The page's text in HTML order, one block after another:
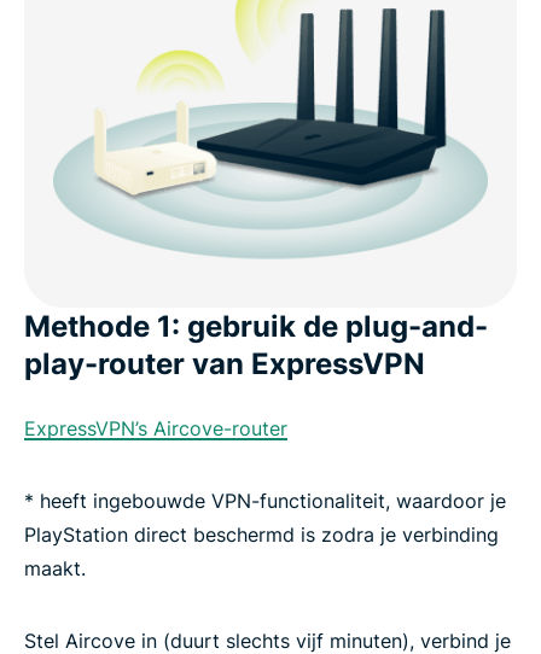
Methode 1: gebruik de plug-and-
play-router van ExpressVPN
ExpressVPN’s Aircove-router
* heeft ingebouwde VPN-functionaliteit, waardoor je
PlayStation direct beschermd is zodra je verbinding
maakt.
Stel Aircove in (duurt slechts vijf minuten), verbind je